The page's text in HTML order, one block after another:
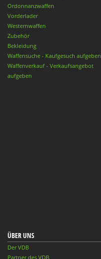
Ordonnanzwaffen
Vorderlader
Westernwaffen
Zubehör
Bekleidung
Waffensuche - Kaufgesuch aufgeben
Waffenverkauf - Verkaufsangebot
aufgeben
ÜBER UNS
Der VDB
Partner des VDB